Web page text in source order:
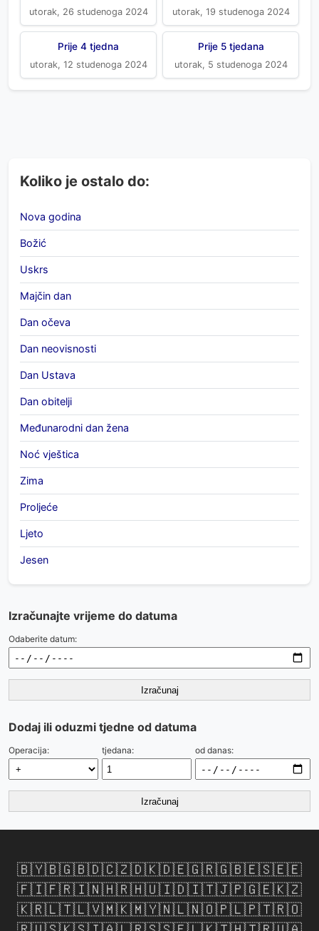
utorak, 26 studenoga 2024 utorak, 19 studenoga 2024
Prije 4 tjedna
utorak, 12 studenoga 2024
Prije 5 tjedana
utorak, 5 studenoga 2024
Koliko je ostalo do:
Nova godina
Božić
Uskrs
Majčin dan
Dan očeva
Dan neovisnosti
Dan Ustava
Dan obitelji
Međunarodni dan žena
Noć vještica
Zima
Proljeće
Ljeto
Jesen
Izračunajte vrijeme do datuma
Odaberite datum:
Izračunaj
Dodaj ili oduzmi tjedne od datuma
Operacija: tjedana: od danas:
Izračunaj
🇧🇾🇧🇬🇧🇩🇨🇿🇩🇰🇩🇪🇬🇷🇬🇧🇪🇸🇪🇪
🇫🇮🇫🇷🇮🇳🇭🇷🇭🇺🇮🇩🇮🇹🇯🇵🇬🇪🇰🇿
🇰🇷🇱🇹🇱🇻🇲🇰🇲🇾🇳🇱🇳🇴🇵🇱🇵🇹🇷🇴